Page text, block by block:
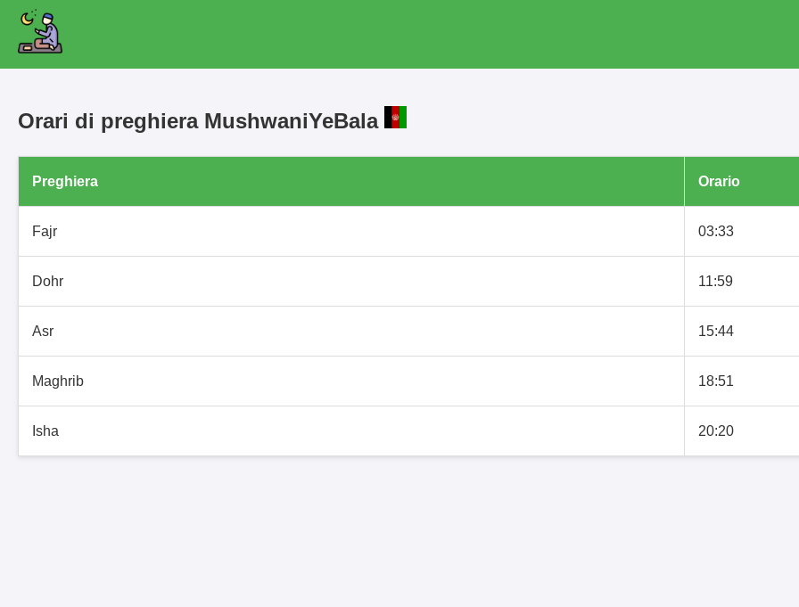
Orari di preghiera MushwaniYeBala
Preghiera Orario
Fajr 03:33
Dohr 11:59
Asr 15:44
Maghrib 18:51
Isha 20:20